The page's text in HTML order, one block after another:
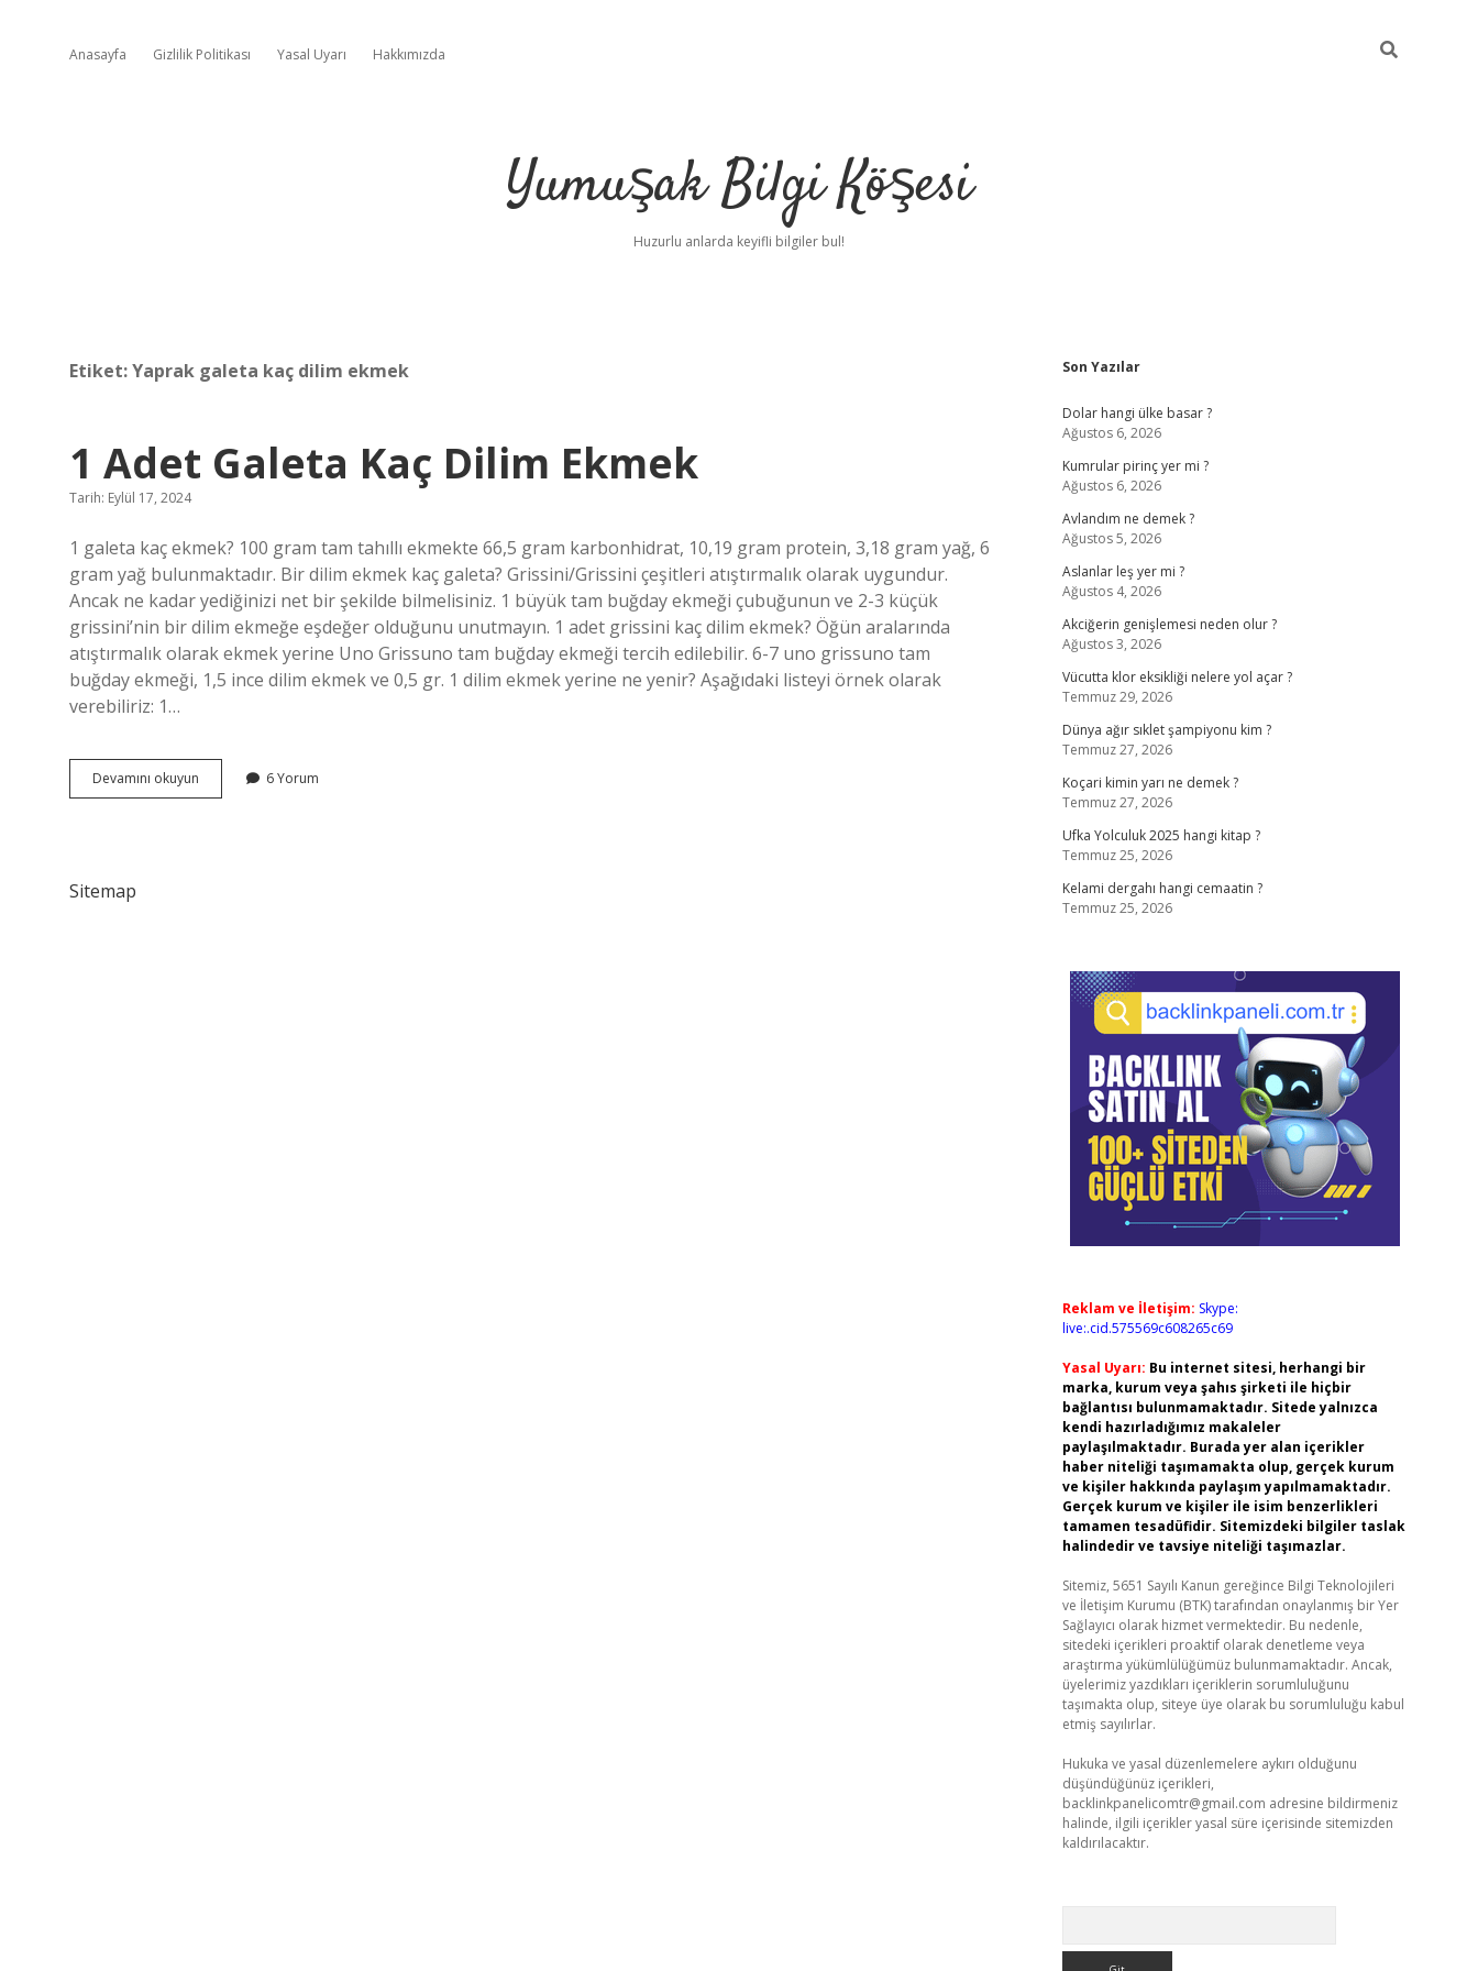
Anasayfa Gizlilik Politikası Yasal Uyarı Hakkımızda
Yumuşak Bilgi Köşesi
Huzurlu anlarda keyifli bilgiler bul!
Etiket:Yaprak galeta kaç dilim ekmek
1 Adet Galeta Kaç Dilim Ekmek
Tarih: Eylül 17, 2024
1 galeta kaç ekmek? 100 gram tam tahıllı ekmekte 66,5 gram karbonhidrat, 10,19 gram protein, 3,18 gram yağ, 6
gram yağ bulunmaktadır. Bir dilim ekmek kaç galeta? Grissini/Grissini çeşitleri atıştırmalık olarak uygundur.
Ancak ne kadar yediğinizi net bir şekilde bilmelisiniz. 1 büyük tam buğday ekmeği çubuğunun ve 2-3 küçük
grissini’nin bir dilim ekmeğe eşdeğer olduğunu unutmayın. 1 adet grissini kaç dilim ekmek? Öğün aralarında
atıştırmalık olarak ekmek yerine Uno Grissuno tam buğday ekmeği tercih edilebilir. 6-7 uno grissuno tam
buğday ekmeği, 1,5 ince dilim ekmek ve 0,5 gr. 1 dilim ekmek yerine ne yenir? Aşağıdaki listeyi örnek olarak
verebiliriz: 1…
Devamını okuyun
Adet
6 Yorum
Sitemap
Sidebar
Son Yazılar
Dolar hangi ülke basar ?
Ağustos 6, 2026
Kumrular pirinç yer mi ?
Ağustos 6, 2026
Avlandım ne demek ?
Ağustos 5, 2026
Aslanlar leş yer mi ?
Ağustos 4, 2026
Akciğerin genişlemesi neden olur ?
Ağustos 3, 2026
Vücutta klor eksikliği nelere yol açar ?
Temmuz 29, 2026
Dünya ağır sıklet şampiyonu kim ?
Temmuz 27, 2026
Koçari kimin yarı ne demek ?
Temmuz 27, 2026
Ufka Yolculuk 2025 hangi kitap ?
Temmuz 25, 2026
Kelami dergahı hangi cemaatin ?
Temmuz 25, 2026
Reklam ve İletişim: Skype:
live:.cid.575569c608265c69
Yasal Uyarı: Bu internet sitesi, herhangi bir
marka, kurum veya şahıs şirketi ile hiçbir
bağlantısı bulunmamaktadır. Sitede yalnızca
kendi hazırladığımız makaleler
paylaşılmaktadır. Burada yer alan içerikler
haber niteliği taşımamakta olup, gerçek kurum
ve kişiler hakkında paylaşım yapılmamaktadır.
Gerçek kurum ve kişiler ile isim benzerlikleri
tamamen tesadüfidir. Sitemizdeki bilgiler taslak
halindedir ve tavsiye niteliği taşımazlar.
Sitemiz, 5651 Sayılı Kanun gereğince Bilgi Teknolojileri
ve İletişim Kurumu (BTK) tarafından onaylanmış bir Yer
Sağlayıcı olarak hizmet vermektedir. Bu nedenle,
sitedeki içerikleri proaktif olarak denetleme veya
araştırma yükümlülüğümüz bulunmamaktadır. Ancak,
üyelerimiz yazdıkları içeriklerin sorumluluğunu
taşımakta olup, siteye üye olarak bu sorumluluğu kabul
etmiş sayılırlar.
Hukuka ve yasal düzenlemelere aykırı olduğunu
düşündüğünüz içerikleri,
backlinkpanelicomtr@gmail.com adresine bildirmeniz
halinde, ilgili içerikler yasal süre içerisinde sitemizden
kaldırılacaktır.